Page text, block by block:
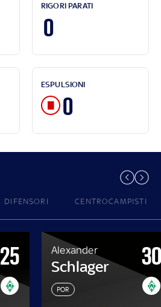
RIGORI PARATI
0
ESPULSIONI
0
DIFENSORI CENTROCAMPISTI
25 Alexander
Schlager
POR
30